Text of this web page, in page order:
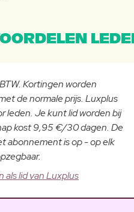
Kortingen worden
de normale prijs. Luxplus
leden. Je kunt lid worden bij
kost 9,95 €/30 dagen. De
abonnement is op - op elk
als lid van Luxplus